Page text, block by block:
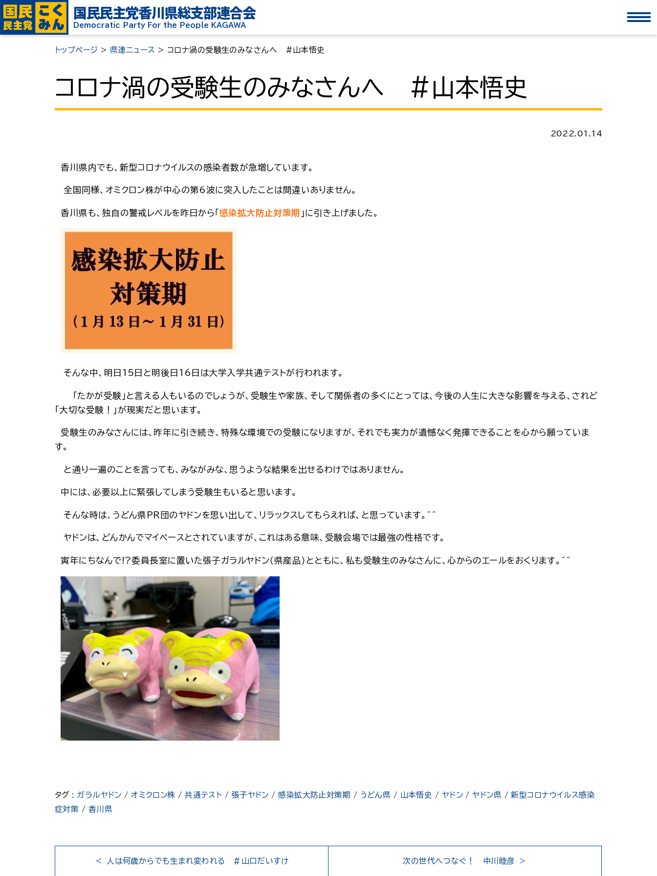
国民民主党香川県総支部連合会
Democratic Party For the People KAGAWA
トップページ > 県連ニュース > コロナ渦の受験生のみなさんへ #山本悟史
コロナ渦の受験生のみなさんへ #山本悟史
2022.01.14
香川県内でも、新型コロナウイルスの感染者数が急増しています。
全国同様、オミクロン株が中心の第6波に突入したことは間違いありません。
香川県も、独自の警戒レベルを昨日から「 感染拡大防止対策期 」に引き上げました。
そんな中、明日15日と明後日16日は大学入学共通テストが行われます。
「たかが受験」と言える人もいるのでしょうが、受験生や家族、そして関係者の多くにとっては、今後の人生に大きな影響を与える、されど
「大切な受験！」が現実だと思います。
受験生のみなさんには、昨年に引き続き、特殊な環境での受験になりますが、それでも実力が遺憾なく発揮できることを心から願っていま
す。
と通り一遍のことを言っても、みながみな、思うような結果を出せるわけではありません。
中には、必要以上に緊張してしまう受験生もいると思います。
そんな時は、うどん県PR団のヤドンを思い出して、リラックスしてもらえれば、と思っています。＾＾
ヤドンは、どんかんでマイペースとされていますが、これはある意味、受験会場では最強の性格です。
寅年にちなんで!?委員長室に置いた張子ガラルヤドン（県産品）とともに、私も受験生のみなさんに、心からのエールをおくります。＾＾
タグ : ガラルヤドン / オミクロン株 /共通テスト / 張子ヤドン /感染拡大防止対策期 / うどん県 / 山本悟史 / ヤドン /ヤドン県 /新型コロナウイルス感染
症対策 / 香川県
人は何歳からでも生まれ変われる ＃山口だいすけ 次の世代へつなぐ！ 中川睦彦